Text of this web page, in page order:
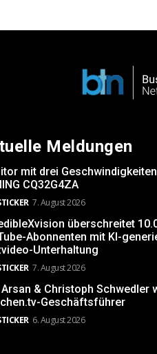
Meldungen
mit drei
CQ32G4ZA
7. August 2026
überschreitet
Abonnenten mit KI-
Unterhaltung
7. August 2026
& Christoph Schwedler
Geschäftsführer
6. August 2026